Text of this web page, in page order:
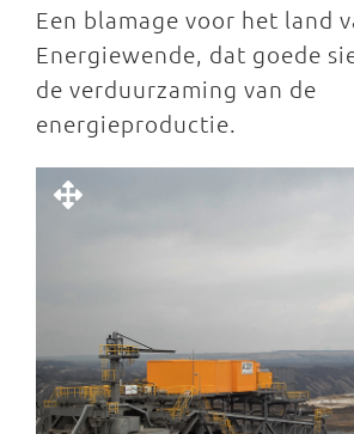
Een blamage voor het land
Energiewende, dat goede
de verduurzaming van de
energieproductie.